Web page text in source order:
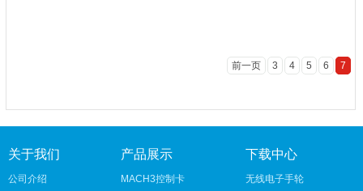
前一页 3 4 5 6 7
关于我们
公司介绍
产品展示
MACH3控制卡
下载中心
无线电子手轮